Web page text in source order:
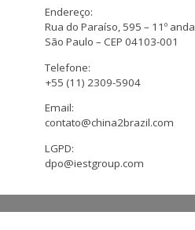
Endereço:
Rua do Paraíso, 595 – 11º
São Paulo – CEP 04103-001
Telefone:
+55 (11) 2309-5904
Email:
contato@china2brazil.com
LGPD:
dpo@iestgroup.com